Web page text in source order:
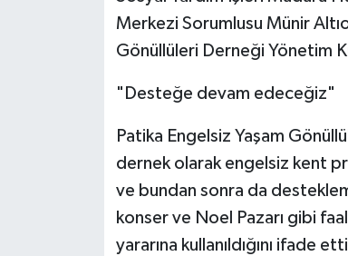
Merkezi Sorumlusu Münir
Gönüllüleri Derneği Yönetim
"Desteğe devam edeceğiz"
Patika Engelsiz Yaşam
dernek olarak engelsiz kent
ve bundan sonra da
konser ve Noel Pazarı gibi
yararına kullanıldığını ifade